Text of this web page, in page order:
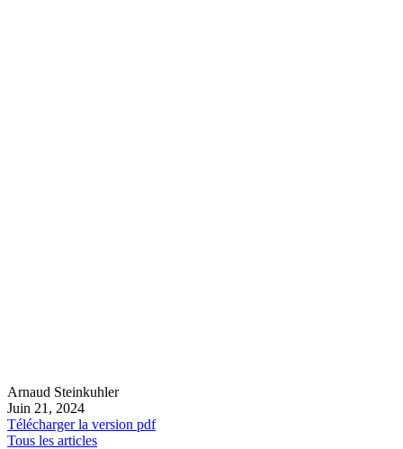
Arnaud Steinkuhler
Juin 21, 2024
Télécharger la version pdf
Tous les articles